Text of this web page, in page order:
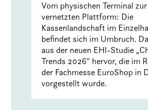
Vom physischen Terminal zur
vernetzten Plattform: Die
Kassenlandschaft im
befindet sich im Umbruch.
aus der neuen EHI-Studie
Trends 2026“ hervor, die im
der Fachmesse EuroShop in
vorgestellt wurde.